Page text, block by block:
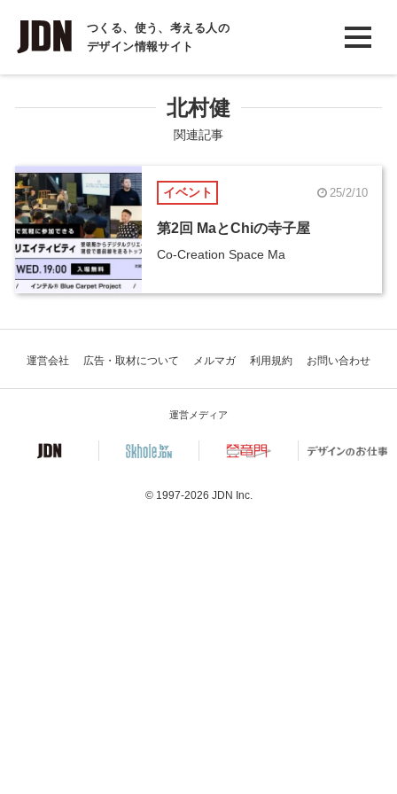
つくる、使う、考える人の
デザイン情報サイト
INTERVIEW
インタビュー
COLUMN
コラム
北村健
関連記事
イベント 25/2/10
第2回 MaとChiの寺子屋
Co-Creation Space Ma
運営会社 広告・取材について メルマガ 利用規約 お問い合わせ
運営メディア
© 1997-2026 JDN Inc.